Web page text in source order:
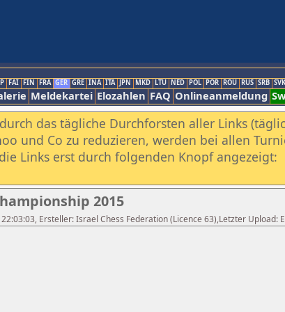
FAI FIN FRA GER GRE INA ITA JPN MKD LTU NED POL POR ROU RUS SRB SVK
Meldekartei Elozahlen FAQ Onlineanmeldung
das tägliche Durchforsten aller Links
und Co zu reduzieren, werden bei allen
Links erst durch folgenden Knopf angezeigt:
2015
Ersteller: Israel Chess Federation (Licence 63),Letzter Upload: